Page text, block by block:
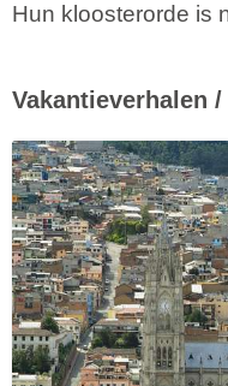
Hun kloosterorde is
Vakantieverhalen